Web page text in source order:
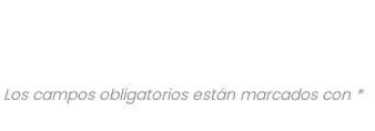
Los campos obligatorios están marcados con *